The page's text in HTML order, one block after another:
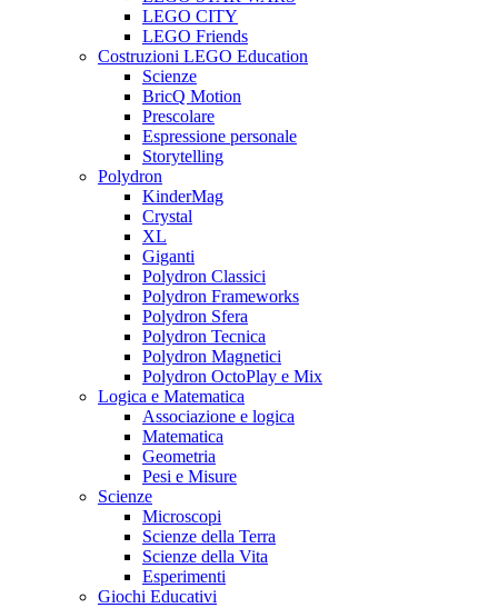
LEGO CITY
LEGO Friends
Costruzioni LEGO Education
Scienze
BricQ Motion
Prescolare
Espressione personale
Storytelling
Polydron
KinderMag
Crystal
XL
Giganti
Polydron Classici
Polydron Frameworks
Polydron Sfera
Polydron Tecnica
Polydron Magnetici
Polydron OctoPlay e Mix
Logica e Matematica
Associazione e logica
Matematica
Geometria
Pesi e Misure
Scienze
Microscopi
Scienze della Terra
Scienze della Vita
Esperimenti
Giochi Educativi